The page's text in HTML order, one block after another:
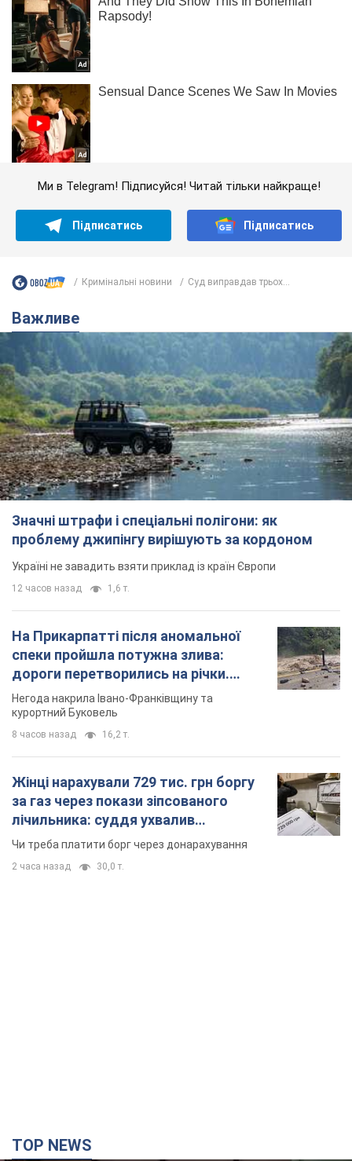
Ми в Telegram! Підписуйся! Читай тільки найкраще!
Підписатись Підписатись
Кримінальні новини Суд виправдав трьох...
Важливе
Значні штрафи і спеціальні полігони: як
проблему джипінгу вирішують за кордоном
Україні не завадить взяти приклад із країн Європи
12 часов назад 1,6 т.
На Прикарпатті після аномальної
спеки пройшла потужна злива:
дороги перетворились на річки.
Відео
Негода накрила Івано-Франківщину та
курортний Буковель
8 часов назад 16,2 т.
Жінці нарахували 729 тис. грн боргу
за газ через покази зіпсованого
лічильника: суддя ухвалив
неочікуване рішення
Чи треба платити борг через донарахування
2 часа назад 30,0 т.
TOP NEWS